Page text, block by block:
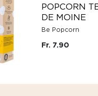
POPCORN
DE MOINE
Be Popcorn
Fr. 7.90